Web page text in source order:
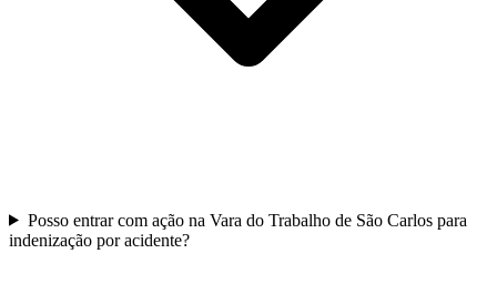
Posso entrar com ação na Vara do Trabalho de São Carlos para
indenização por acidente?